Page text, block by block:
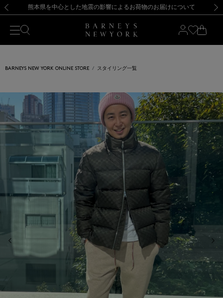
新規登録のお客様も対象！＜MY BARNEYS＞会員のお客様は11,000円（税込）以上のお買上げで常時送料無料！お買い物の際は会員登録を！
【夏季休業に伴う返品・交換承り一時停止のお知らせ】（2026.8.5）
熊本県を中心とした地震の影響によるお荷物のお届けについて
【開催中】SUMMER SALEのご案内・ご注意事項 新規登録のお客様も対象！＜MY BARNEYS＞会員のお客様は11,000円（税込）以上のお買上げで常時送料無料！お買い物の際は会員登録を！
【夏季休業に伴う返品・交換承り一時停止のお知らせ】（2026.8.5）
BARNEYS NEW YORK ONLINE STORE スタイリング一覧